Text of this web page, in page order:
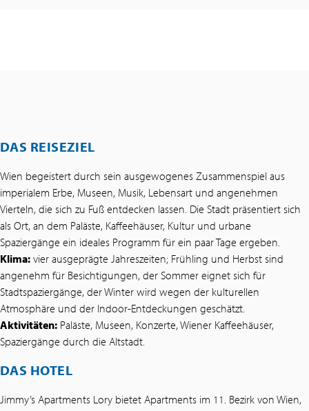
DAS REISEZIEL
Wien begeistert durch sein ausgewogenes Zusammenspiel aus
imperialem Erbe, Museen, Musik, Lebensart und angenehmen
Vierteln, die sich zu Fuß entdecken lassen. Die Stadt präsentiert sich
als Ort, an dem Paläste, Kaffeehäuser, Kultur und urbane
Spaziergänge ein ideales Programm für ein paar Tage ergeben.
Klima: vier ausgeprägte Jahreszeiten; Frühling und Herbst sind
angenehm für Besichtigungen, der Sommer eignet sich für
Stadtspaziergänge, der Winter wird wegen der kulturellen
Atmosphäre und der Indoor-Entdeckungen geschätzt.
Aktivitäten: Paläste, Museen, Konzerte, Wiener Kaffeehäuser,
Spaziergänge durch die Altstadt.
DAS HOTEL
Jimmy’s Apartments Lory bietet Apartments im 11. Bezirk von Wien,